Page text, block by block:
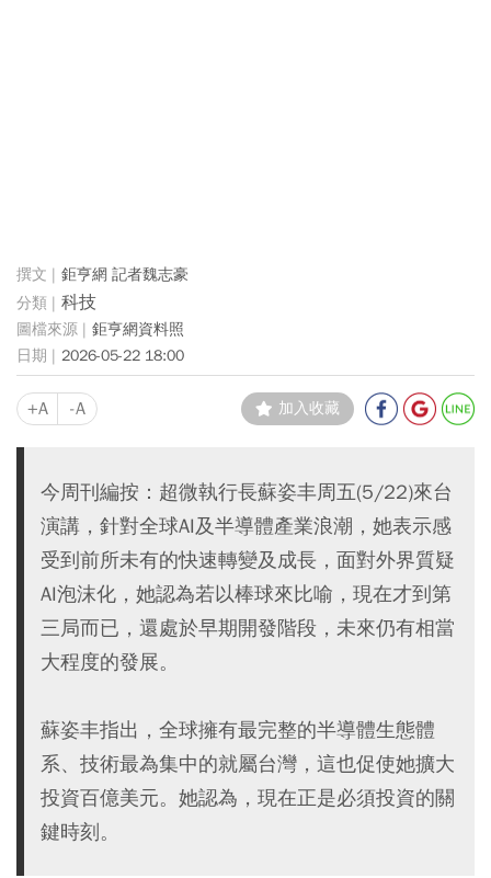
鉅亨網 記者魏志豪
科技
鉅亨網資料照
2026-05-22 18:00
+A -A 加入收藏
今周刊編按：超微執行長蘇姿丰周五(5/22)來台
演講，針對全球AI及半導體產業浪潮，她表示感
受到前所未有的快速轉變及成長，面對外界質疑
AI泡沫化，她認為若以棒球來比喻，現在才到第
三局而已，還處於早期開發階段，未來仍有相當
大程度的發展。
蘇姿丰指出，全球擁有最完整的半導體生態體
系、技術最為集中的就屬台灣，這也促使她擴大
投資百億美元。她認為，現在正是必須投資的關
鍵時刻。